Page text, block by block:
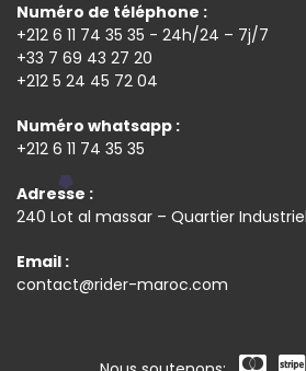
Numéro de téléphone :
+212 6 11 74 35 35 - 24h/24 – 7j/7
+33 7 69 43 27 20
+212 5 24 45 72 04
Numéro whatsapp :
+212 6 11 74 35 35
Adresse :
240 Lot al massar – Quartier
Email :
contact@rider-maroc.com